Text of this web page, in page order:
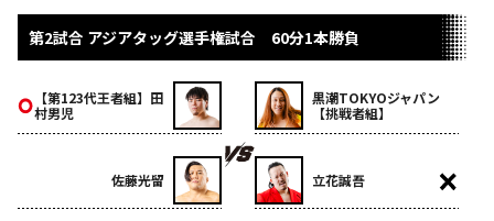
第2試合 アジアタッグ選手権試合 60分1本勝負
【第123代王者組】田
村男児
佐藤光留
黒潮TOKYOジャパン
【挑戦者組】
立花誠吾